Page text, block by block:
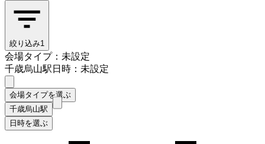
絞り込み1
会場タイプ：未設定
千歳烏山駅日時：未設定
会場タイプを選ぶ
千歳烏山駅
日時を選ぶ